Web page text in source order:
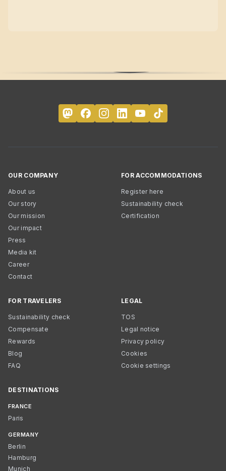
OUR COMPANY
About us
Our story
Our mission
Our impact
Press
Media kit
Career
Contact
FOR ACCOMMODATIONS
Register here
Sustainability check
Certification
FOR TRAVELERS
Sustainability check
Compensate
Rewards
Blog
FAQ
LEGAL
TOS
Legal notice
Privacy policy
Cookies
Cookie settings
DESTINATIONS
FRANCE
Paris
GERMANY
Berlin
Hamburg
Munich